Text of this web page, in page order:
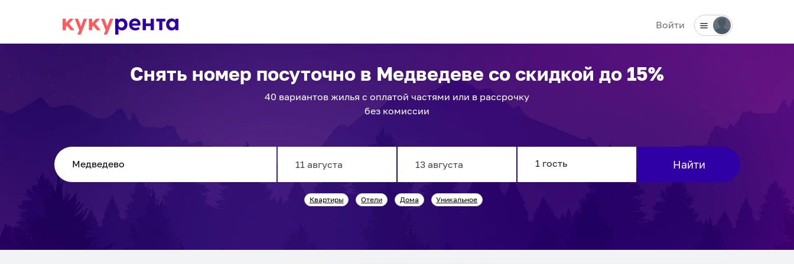
Войти
Снять номер посуточно в Медведеве со скидкой до 15%
40 вариантов жилья с оплатой частями или в рассрочку
без комиссии
forward
backward
Найти
Квартиры Отели Дома Уникальное